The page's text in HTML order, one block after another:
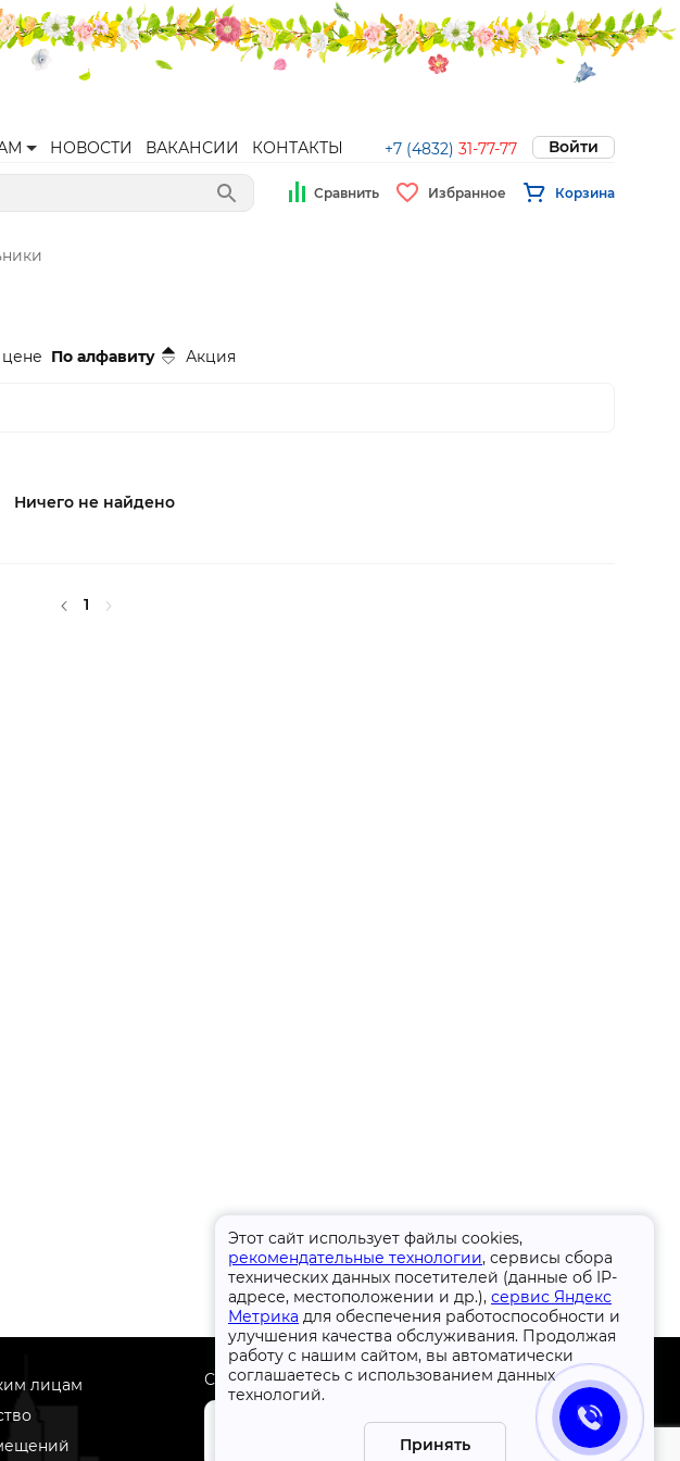
НОВОСТИ ВАКАНСИИ КОНТАКТЫ +7 (4832) 31-77-77 Войти
Сравнить Избранное Корзина
Этот сайт использует файлы cookies,
рекомендательные технологии, сервисы сбора
технических данных посетителей (данные об IP-
адресе, местоположении и др.), сервис Яндекс
Метрика для обеспечения работоспособности и
улучшения качества обслуживания. Продолжая
работу с нашим сайтом, вы автоматически
соглашаетесь с использованием данных
технологий.
Принять
По алфавиту Акция
Ничего не найдено
1
лицам
Скачать приложение